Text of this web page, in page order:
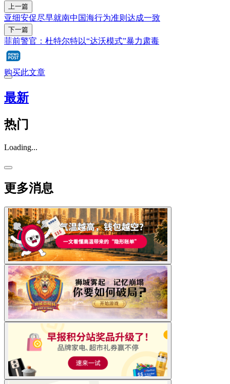
上一篇
亚细安促尽早就南中国海行为准则达成一致
下一篇
菲前警官：杜特尔特以“达沃模式”暴力肃毒
购买此文章
最新
热门
Loading...
更多消息